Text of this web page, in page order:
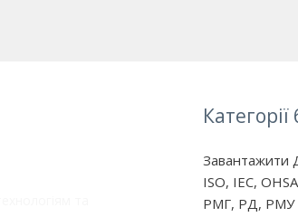
ISO, IEC,
РМГ, РД, РМУ